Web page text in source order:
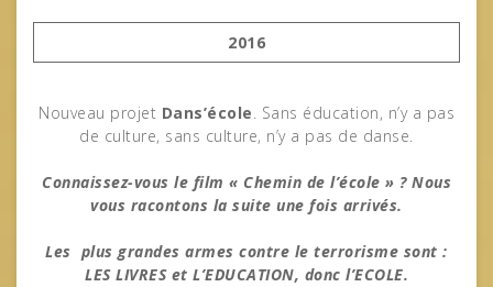
2016
Nouveau projet Dans’école. Sans éducation, n’y a pas
de culture, sans culture, n’y a pas de danse.
Connaissez-vous le film « Chemin de l’école » ? Nous
vous racontons la suite une fois arrivés.
Les plus grandes armes contre le terrorisme sont :
LES LIVRES et L’EDUCATION, donc l’ECOLE.